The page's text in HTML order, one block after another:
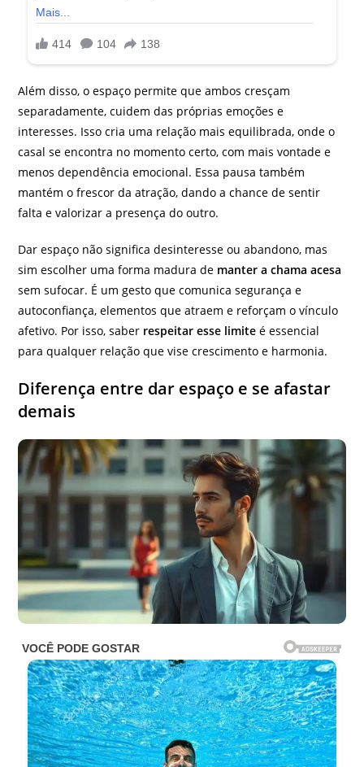
Além disso, o espaço permite que ambos cresçam
separadamente, cuidem das próprias emoções e
interesses. Isso cria uma relação mais equilibrada, onde o
casal se encontra no momento certo, com mais vontade e
menos dependência emocional. Essa pausa também
mantém o frescor da atração, dando a chance de sentir
falta e valorizar a presença do outro.
Dar espaço não significa desinteresse ou abandono, mas
sim escolher uma forma madura de manter a chama acesa
sem sufocar. É um gesto que comunica segurança e
autoconfiança, elementos que atraem e reforçam o vínculo
afetivo. Por isso, saber respeitar esse limite é essencial
para qualquer relação que vise crescimento e harmonia.
Diferença entre dar espaço e se afastar
demais